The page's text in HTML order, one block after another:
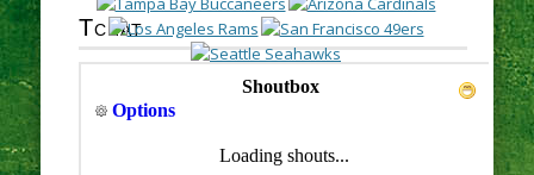
Tchat